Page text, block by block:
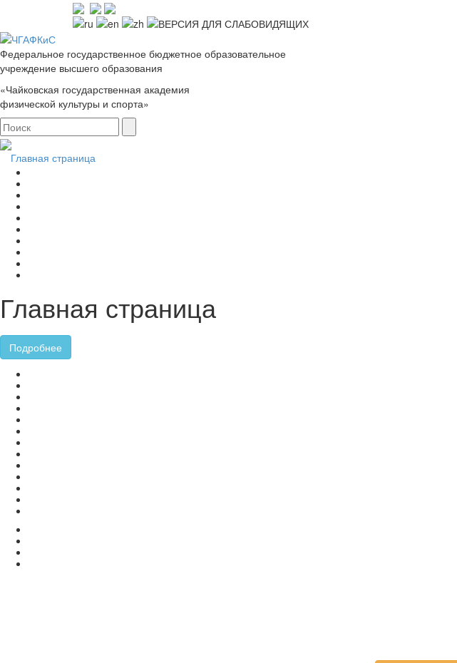
Федеральное государственное бюджетное образовательное
учреждение высшего образования
«Чайковская государственная академия
физической культуры и спорта»
Главная страница
Главная страница
Подробнее